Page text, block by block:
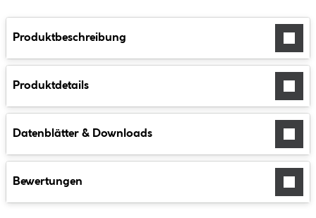
Produktbeschreibung
Produktdetails
Datenblätter & Downloads
Bewertungen